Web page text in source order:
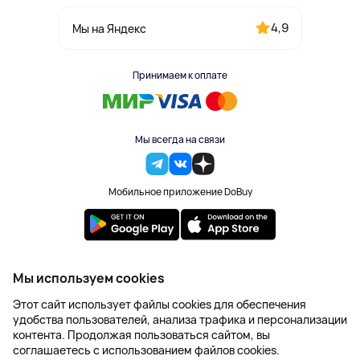
Мы на Яндекс 4,9
Принимаем к оплате
Мы всегда на связи
Мобильное приложение DoBuy
2023-2026 © DoBuy. Все права защищены
Правила обработки персональных данных
Пользовательское соглашение
Оферта
Создание сайта – NetLab
Мы используем cookies
Этот сайт использует файлы cookies для обеспечения
удобства пользователей, анализа трафика и персонализации
контента. Продолжая пользоваться сайтом, вы
соглашаетесь с использованием файлов cookies.